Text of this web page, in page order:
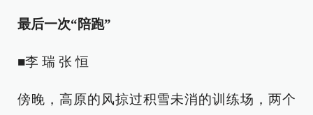
最后一次“陪跑”
■李 瑞 张 恒
傍晚，高原的风掠过积雪未消的训练场，两个